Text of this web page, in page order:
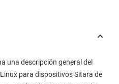
una descripción general del
para dispositivos Sitara de